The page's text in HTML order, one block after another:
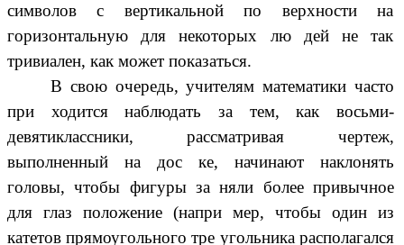
символов с вертикальной по верхности на
горизонтальную для некоторых лю дей не так
тривиален, как может показаться.
В свою очередь, учителям математики часто
при ходится наблюдать за тем, как восьми-
девятиклассники, рассматривая чертеж,
выполненный на дос ке, начинают наклонять
головы, чтобы фигуры за няли более привычное
для глаз положение (напри мер, чтобы один из
катетов прямоугольного тре угольника располагался